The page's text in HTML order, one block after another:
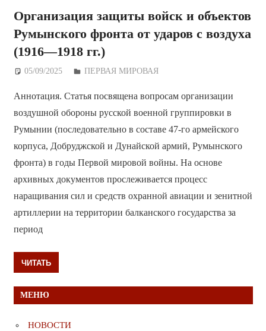
Организация защиты войск и объектов
Румынского фронта от ударов с воздуха
(1916—1918 гг.)
05/09/2025 Дежурный по Редакции
ПЕРВАЯ МИРОВАЯ
Аннотация. Статья посвящена вопросам организации
воздушной обороны русской военной группировки в
Румынии (последовательно в составе 47-го армейского
корпуса, Добруджской и Дунайской армий, Румынского
фронта) в годы Первой мировой войны. На основе
архивных документов прослеживается процесс
наращивания сил и средств охранной авиации и зенитной
артиллерии на территории балканского государства за
период
ЧИТАТЬ
МЕНЮ
НОВОСТИ